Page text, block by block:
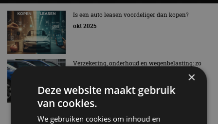
Is een auto leasen voordeliger dan kopen?
okt 2025
Verzekering, onderhoud en wegenbelasting: zo
Nieuwste berichten
×
Deze website maakt gebruik
van cookies.
We gebruiken cookies om inhoud en